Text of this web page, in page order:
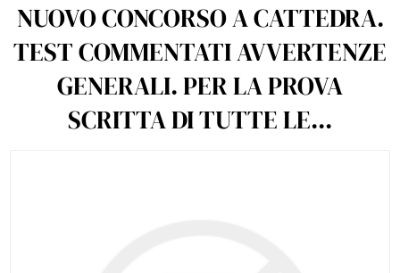
NUOVO CONCORSO A CATTEDRA.
TEST COMMENTATI AVVERTENZE
GENERALI. PER LA PROVA
SCRITTA DI TUTTE LE...